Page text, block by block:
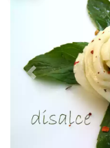
Önceki